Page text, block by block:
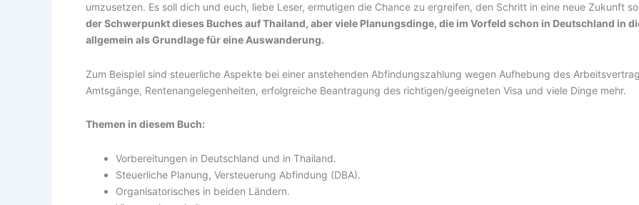
umzusetzen. Es soll dich und euch, liebe Leser, ermutigen die Chance zu ergreifen, den Schritt in eine neue Zukunft
der Schwerpunkt dieses Buches auf Thailand, aber viele Planungsdinge, die im Vorfeld schon in Deutschland in
allgemein als Grundlage für eine Auswanderung.
Zum Beispiel sind steuerliche Aspekte bei einer anstehenden Abfindungszahlung wegen Aufhebung des
Amtsgänge, Rentenangelegenheiten, erfolgreiche Beantragung des richtigen/geeigneten Visa und viele Dinge mehr.
Themen in diesem Buch:
Vorbereitungen in Deutschland und in Thailand.
Steuerliche Planung, Versteuerung Abfindung (DBA).
Organisatorisches in beiden Ländern.